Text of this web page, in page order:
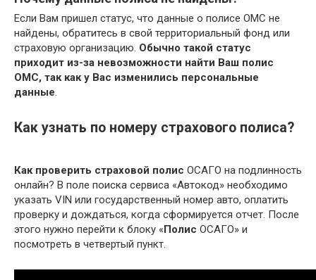
Если Вам пришел статус, что данные о полисе ОМС не
найдены, обратитесь в свой территориальный фонд или
страховую организацию. Обычно такой статус
приходит из-за невозможности найти Ваш полис
ОМС, так как у Вас изменились персональные
данные.
Как узнать по номеру страхового полиса?
Как проверить страховой полис ОСАГО на подлинность
онлайн? В поле поиска сервиса «Автокод» необходимо
указать VIN или государственный номер авто, оплатить
проверку и дождаться, когда сформируется отчет. После
этого нужно перейти к блоку «Полис ОСАГО» и
посмотреть в четвертый пункт.